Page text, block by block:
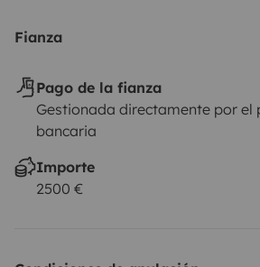
• Parking gratuito
🌍 Viaja por toda Europa
➕ Extras
Fianza
Pago de la fianza
Gestionada directamente por
bancaria
Importe
2500 €